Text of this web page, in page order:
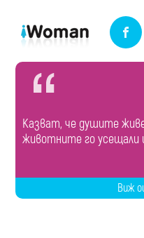
Казват, че душите
животните го усещали
Виж